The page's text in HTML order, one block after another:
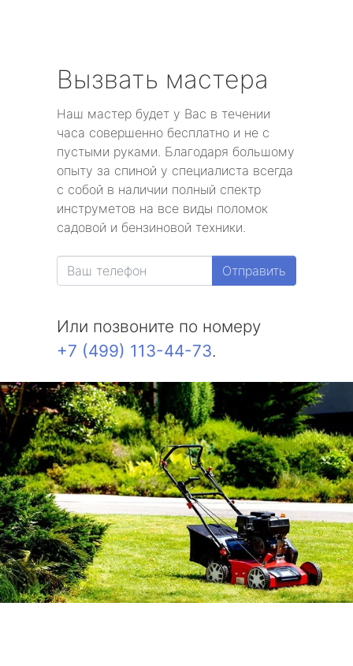
Вызвать мастера
Наш мастер будет у Вас в течении
часа совершенно бесплатно и не с
пустыми руками. Благодаря большому
опыту за спиной у специалиста всегда
с собой в наличии полный спектр
инструметов на все виды поломок
садовой и бензиновой техники.
Отправить
Или позвоните по номеру
+7 (499) 113-44-73.